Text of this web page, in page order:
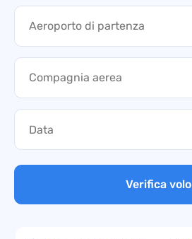
Verifica volo